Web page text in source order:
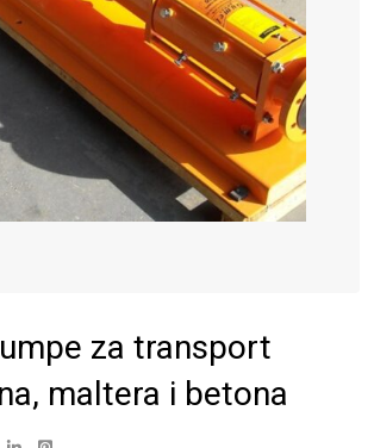
za transport
maltera i betona